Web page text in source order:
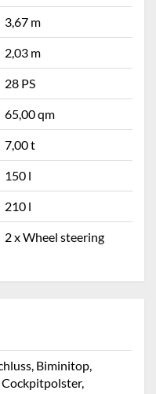
3,67 m
2,03 m
28 PS
65,00 qm
7,00 t
150 l
210 l
2 x Wheel steering
Biminitop,